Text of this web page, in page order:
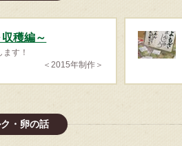
穫編～
す！
＜2015年制作＞
・卵の話